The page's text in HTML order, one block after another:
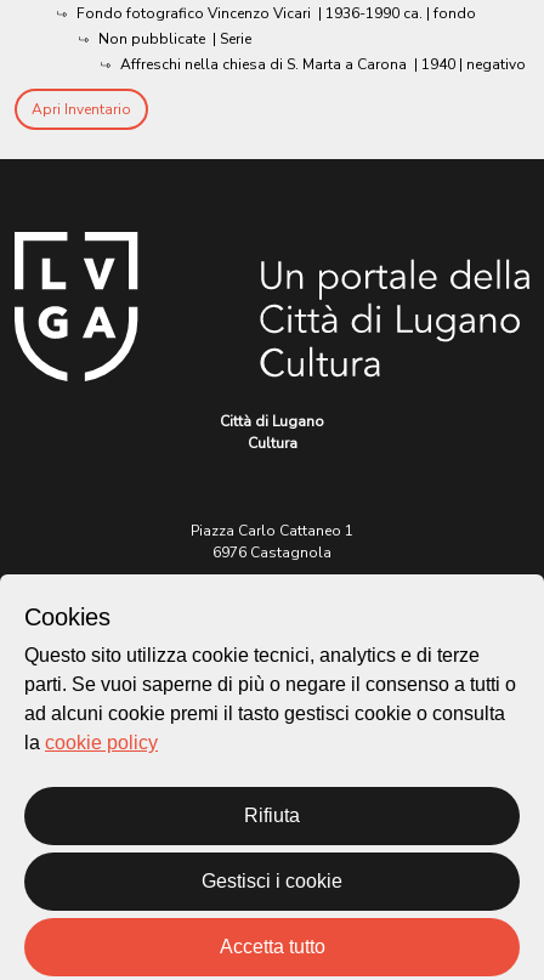
Fondo fotografico Vincenzo Vicari | 1936-1990 ca. | fondo
Non pubblicate | Serie
Affreschi nella chiesa di S. Marta a Carona | 1940 | negativo
Apri Inventario
Città di Lugano
Cultura
Piazza Carlo Cattaneo 1
6976 Castagnola
Per informazioni:
patrimonio@lugano.ch
t. +41 58 866 68 50
Cookie policy
Credits
Temi
Mappa
Cookies
Questo sito utilizza cookie tecnici, analytics e di terze
parti. Se vuoi saperne di più o negare il consenso a tutti o
ad alcuni cookie premi il tasto gestisci cookie o consulta
la cookie policy
Rifiuta
Gestisci i cookie
Accetta tutto